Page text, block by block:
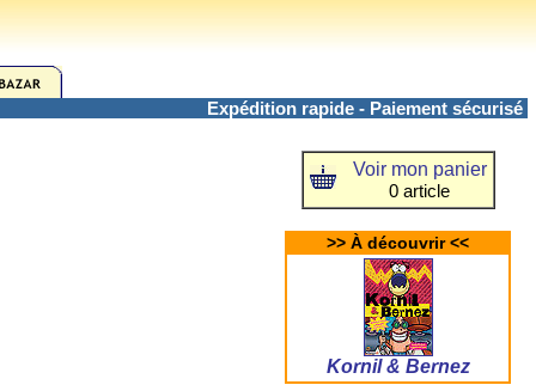
Expédition rapide - Paiement sécurisé
Voir mon panier
0 article
>> À découvrir <<
Kornil & Bernez